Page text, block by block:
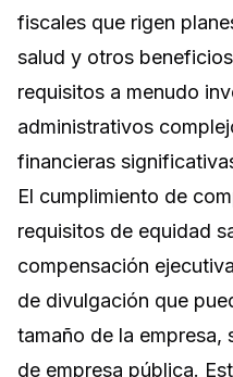
fiscales que rigen
salud y otros
requisitos a menudo
administrativos
financieras
El cumplimiento de
requisitos de equidad
compensación
de divulgación que
tamaño de la empresa,
de empresa pública.